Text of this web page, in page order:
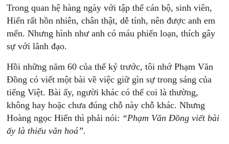
Trong quan hệ hàng ngày với tập thể cán bộ, sinh viên,
Hiến rất hồn nhiên, chân thật, dễ tính, nên được anh em
mến. Nhưng hình như anh có máu phiến loạn, thích gây
sự với lãnh đạo.
Hồi những năm 60 của thế kỷ trước, tôi nhớ Phạm Văn
Đồng có viết một bài về việc giữ gìn sự trong sáng của
tiếng Việt. Bài ấy, người khác có thể coi là thường,
không hay hoặc chưa đúng chỗ này chỗ khác. Nhưng
Hoàng ngọc Hiến thì phải nói: “Phạm Văn Đồng viết bài
ấy là thiếu văn hoá”.